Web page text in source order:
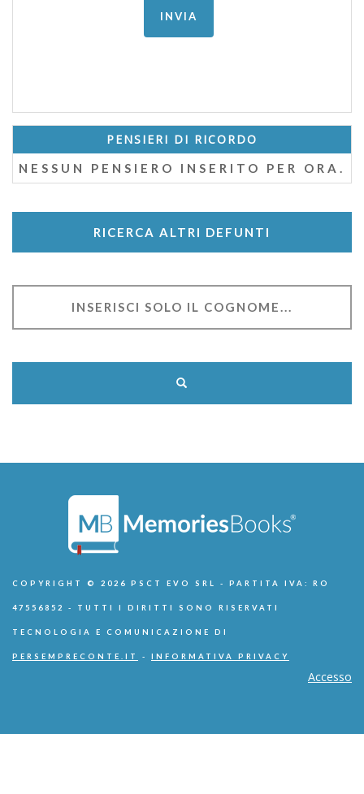
PENSIERI DI RICORDO
NESSUN PENSIERO INSERITO PER ORA.
RICERCA ALTRI DEFUNTI
COPYRIGHT © 2026 PSCT EVO SRL - PARTITA IVA: RO
47556852 - TUTTI I DIRITTI SONO RISERVATI
TECNOLOGIA E COMUNICAZIONE DI
PERSEMPRECONTE.IT - INFORMATIVA PRIVACY
Accesso